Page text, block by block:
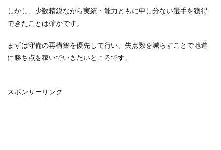
しかし、少数精鋭ながら実績・能力ともに申し分ない選手を獲得
できたことは確かです。
まずは守備の再構築を優先して行い、失点数を減らすことで地道
に勝ち点を稼いでいきたいところです。
スポンサーリンク